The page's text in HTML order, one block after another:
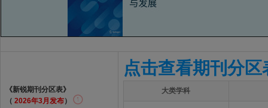
《新锐期刊分区表》
（ 2026年3月发布）
点击查看期刊分区
大类学科